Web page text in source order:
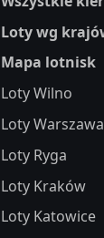
Loty wg
Mapa lotnisk
Loty Wilno
Loty Warszawa
Loty Ryga
Loty Kraków
Loty Katowice